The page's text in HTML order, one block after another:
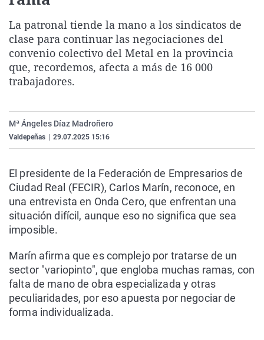
Gente viajera
Como el perro y el
Retornados
Equipo de
Operación Viuda
Galicia
La Rioja
Navarra
Televisión
Elecciones
La patronal tiende la mano a los sindicatos de
clase para continuar las negociaciones del
convenio colectivo del Metal en la provincia
que, recordemos, afecta a más de 16 000
trabajadores.
Mª Ángeles Díaz Madroñero
Valdepeñas 29.07.2025 15:16
El presidente de la Federación de Empresarios de
Ciudad Real (FECIR), Carlos Marín, reconoce, en
una entrevista en Onda Cero, que enfrentan una
situación difícil, aunque eso no significa que sea
imposible.
Marín afirma que es complejo por tratarse de un
sector "variopinto", que engloba muchas ramas, con
falta de mano de obra especializada y otras
peculiaridades, por eso apuesta por negociar de
forma individualizada.